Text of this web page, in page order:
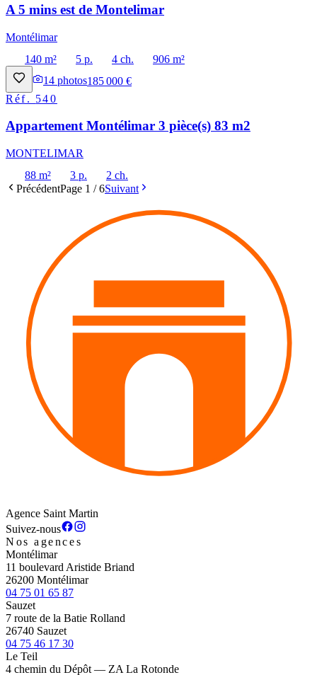
A 5 mins est de Montelimar
Montélimar
140 m²
5 p. 4 ch.
906 m²
14 photos185 000 €
Réf. 540
Appartement Montélimar 3 pièce(s) 83 m2
MONTELIMAR
88 m²
3 p.
2 ch.
PrécédentPage 1 /6Suivant
Agence Saint Martin
Suivez-nous
Nos agences
Montélimar
11 boulevard Aristide Briand
26200 Montélimar
04 75 01 65 87
Sauzet
7 route de la Batie Rolland
26740 Sauzet
04 75 46 17 30
Le Teil
4 chemin du Dépôt — ZA La Rotonde